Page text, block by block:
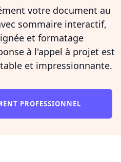
votre document au
sommaire interactif,
et formatage
à l'appel à projet est
et impressionnante.
PROFESSIONNEL